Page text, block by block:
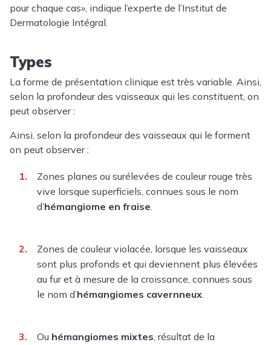
pour chaque cas», indique l’experte de l’Institut de
Dermatologie Intégral.
Types
La forme de présentation clinique est très variable. Ainsi,
selon la profondeur des vaisseaux qui les constituent, on
peut observer :
Ainsi, selon la profondeur des vaisseaux qui le forment
on peut observer :
Zones planes ou surélevées de couleur rouge très
vive lorsque superficiels, connues sous le nom
d’hémangiome en fraise.
Zones de couleur violacée, lorsque les vaisseaux
sont plus profonds et qui deviennent plus élevées
au fur et à mesure de la croissance, connues sous
le nom d’hémangiomes cavernneux.
Ou hémangiomes mixtes, résultat de la